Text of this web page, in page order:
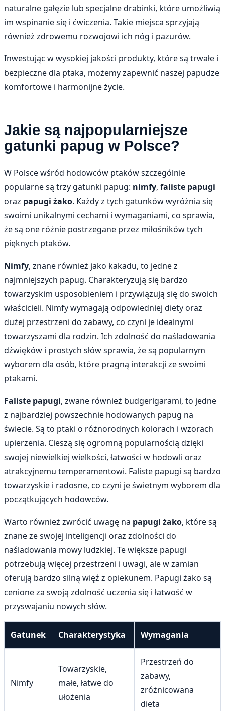
naturalne gałęzie lub specjalne drabinki, które umożliwią
im wspinanie się i ćwiczenia. Takie miejsca sprzyjają
również zdrowemu rozwojowi ich nóg i pazurów.
Inwestując w wysokiej jakości produkty, które są trwałe i
bezpieczne dla ptaka, możemy zapewnić naszej papudze
komfortowe i harmonijne życie.
Jakie są najpopularniejsze
gatunki papug w Polsce?
W Polsce wśród hodowców ptaków szczególnie
popularne są trzy gatunki papug: nimfy, faliste papugi
oraz papugi żako. Każdy z tych gatunków wyróżnia się
swoimi unikalnymi cechami i wymaganiami, co sprawia,
że są one różnie postrzegane przez miłośników tych
pięknych ptaków.
Nimfy, znane również jako kakadu, to jedne z
najmniejszych papug. Charakteryzują się bardzo
towarzyskim usposobieniem i przywiązują się do swoich
właścicieli. Nimfy wymagają odpowiedniej diety oraz
dużej przestrzeni do zabawy, co czyni je idealnymi
towarzyszami dla rodzin. Ich zdolność do naśladowania
dźwięków i prostych słów sprawia, że są popularnym
wyborem dla osób, które pragną interakcji ze swoimi
ptakami.
Faliste papugi, zwane również budgerigarami, to jedne
z najbardziej powszechnie hodowanych papug na
świecie. Są to ptaki o różnorodnych kolorach i wzorach
upierzenia. Cieszą się ogromną popularnością dzięki
swojej niewielkiej wielkości, łatwości w hodowli oraz
atrakcyjnemu temperamentowi. Faliste papugi są bardzo
towarzyskie i radosne, co czyni je świetnym wyborem dla
początkujących hodowców.
Warto również zwrócić uwagę na papugi żako, które są
znane ze swojej inteligencji oraz zdolności do
naśladowania mowy ludzkiej. Te większe papugi
potrzebują więcej przestrzeni i uwagi, ale w zamian
oferują bardzo silną więź z opiekunem. Papugi żako są
cenione za swoją zdolność uczenia się i łatwość w
przyswajaniu nowych słów.
Gatunek Charakterystyka Wymagania
Nimfy
Towarzyskie,
małe, łatwe do
ułożenia
Przestrzeń do
zabawy,
zróżnicowana
dieta